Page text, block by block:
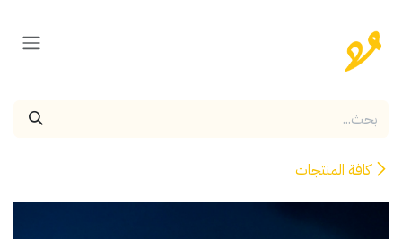
كافة المنتجات